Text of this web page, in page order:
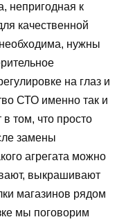
непригодная к
качественной
нужны
на глаз и
СТО именно так и
в том, что просто
замены
агрегата можно
выкрашивают
магазинов рядом
мы поговорим